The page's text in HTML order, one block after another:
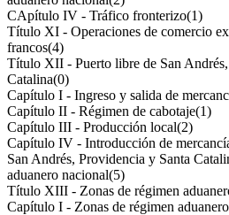
CApítulo IV - Tráfico fronterizo(1)
Título XI - Operaciones de comercio
francos(4)
Título XII - Puerto libre de San
Catalina(0)
Capítulo I - Ingreso y salida de
Capítulo II - Régimen de cabotaje(1)
Capítulo III - Producción local(2)
Capítulo IV - Introducción de
San Andrés, Providencia y Santa
aduanero nacional(5)
Título XIII - Zonas de régimen
Capítulo I - Zonas de régimen